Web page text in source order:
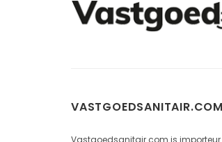
VASTGOEDSANITAIR.COM